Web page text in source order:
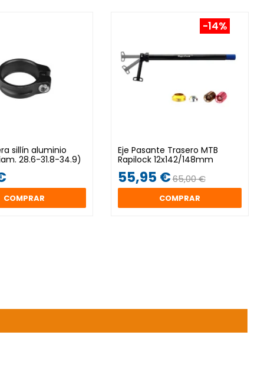
sillín aluminio
28.6-31.8-34.9)
COMPRAR
-14%
Eje Pasante Trasero MTB
Rapilock 12x142/148mm
55,95 €65,00 €
COMPRAR